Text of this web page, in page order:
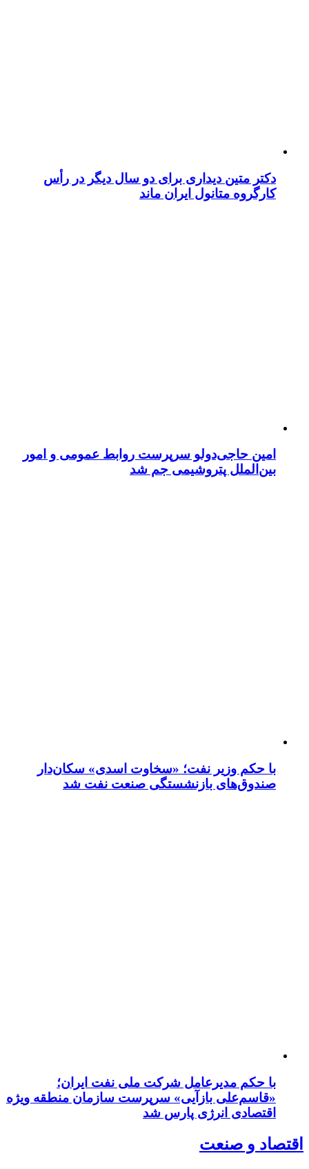
دکتر متین دیداری برای دو سال دیگر در رأس
کارگروه متانول ایران ماند
امین حاجی‌دولو سرپرست روابط عمومی و امور
بین‌الملل پتروشیمی جم شد
با حکم وزیر نفت؛ «سخاوت اسدی» سکان‌دار
صندوق‌های بازنشستگی صنعت نفت شد
با حکم مدیرعامل شرکت ملی نفت ایران؛
«قاسم‌علی بازآیی» سرپرست سازمان منطقه ویژه
اقتصادی انرژی پارس شد
اقتصاد و صنعت